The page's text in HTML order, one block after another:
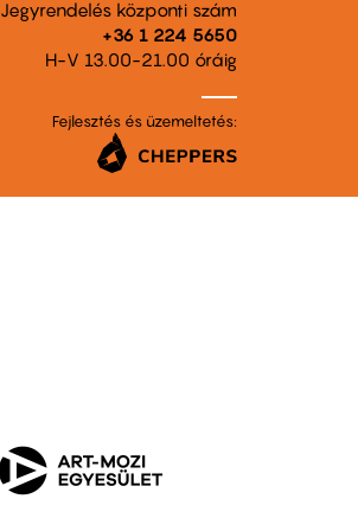
Jegyrendelés központi szám
+36 1 224 5650
H-V 13.00-21.00 óráig
Fejlesztés és üzemeltetés: